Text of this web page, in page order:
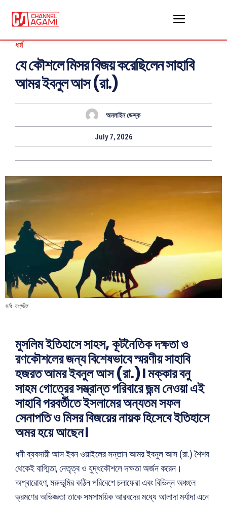
ধর্ম
যে কৌশলে মিসর বিজয় করেছিলেন সাহাবি
আমর ইবনুল আস (রা.)
অনলাইন ডেস্ক
July 7, 2026
ছবি: সংগৃহীত
মুসলিম ইতিহাসে সাহস, কূটনৈতিক দক্ষতা ও
রণকৌশলের জন্য বিশেষভাবে স্মরণীয় সাহাবি
হজরত আমর ইবনুল আস (রা.)। মক্কার বনু
সাহম গোত্রের সম্ভ্রান্ত পরিবারে জন্ম নেওয়া এই
সাহাবি পরবর্তীতে ইসলামের অন্যতম সফল
সেনাপতি ও মিসর বিজয়ের নায়ক হিসেবে ইতিহাসে
অমর হয়ে আছেন।
ধনী ব্যবসায়ী আস ইবন ওয়াইলের সন্তান আমর ইবনুল আস (রা.) শৈশব
থেকেই বাগ্মিতা, নেতৃত্ব ও যুদ্ধকৌশলে দক্ষতা অর্জন করেন।
অশ্বারোহণ, মরুভূমির কঠিন পরিবেশে চলাফেরা এবং বিভিন্ন অঞ্চলে
ভ্রমণের অভিজ্ঞতা তাকে সমসাময়িক আরবদের মধ্যে আলাদা মর্যাদা এনে